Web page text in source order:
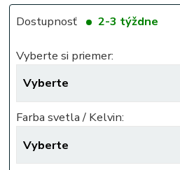
Dostupnosť 2-3 týždne
Vyberte si priemer:
Farba svetla / Kelvin: